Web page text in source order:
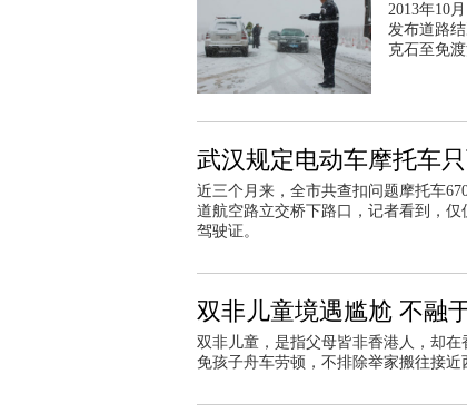
2013年10
发布道路
克石至免
武汉规定电动车摩托车
近三个月来，全市共查扣问题摩托车
道航空路立交桥下路口，记者看到，
驾驶证。
双非儿童境遇尴尬 不融
双非儿童，是指父母皆非香港人，却
免孩子舟车劳顿，不排除举家搬往接近